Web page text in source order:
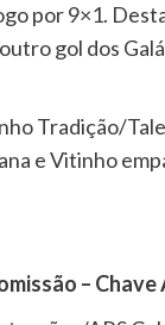
por 9×1.
gol dos
Tradição/
e Vitinho
– Chave